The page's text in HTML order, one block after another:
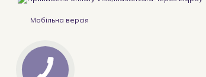
Мобільна версія